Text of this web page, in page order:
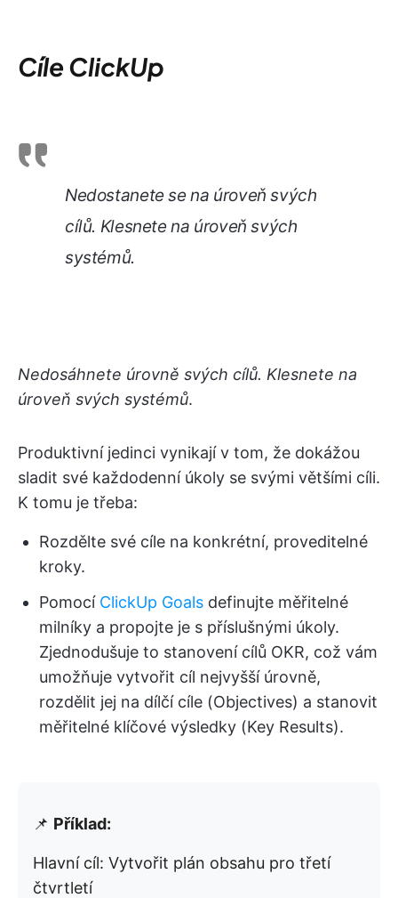
Cíle ClickUp
Nedostanete se na úroveň svých
cílů. Klesnete na úroveň svých
systémů.
Nedosáhnete úrovně svých cílů. Klesnete na
úroveň svých systémů.
Produktivní jedinci vynikají v tom, že dokážou
sladit své každodenní úkoly se svými většími cíli.
K tomu je třeba:
Rozdělte své cíle na konkrétní, proveditelné
kroky.
Pomocí ClickUp Goals definujte měřitelné
milníky a propojte je s příslušnými úkoly.
Zjednodušuje to stanovení cílů OKR, což vám
umožňuje vytvořit cíl nejvyšší úrovně,
rozdělit jej na dílčí cíle (Objectives) a stanovit
měřitelné klíčové výsledky (Key Results).
📌 Příklad:
Hlavní cíl: Vytvořit plán obsahu pro třetí
čtvrtletí